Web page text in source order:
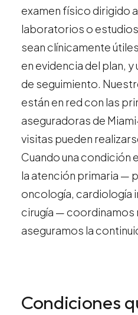
examen físico dirigido
laboratorios o
sean clínicamente
en evidencia del plan,
de seguimiento.
están en red con las
aseguradoras de
visitas pueden
Cuando una condición
la atención primaria —
oncología, cardiología
cirugía — coordinamos
aseguramos la
Condiciones